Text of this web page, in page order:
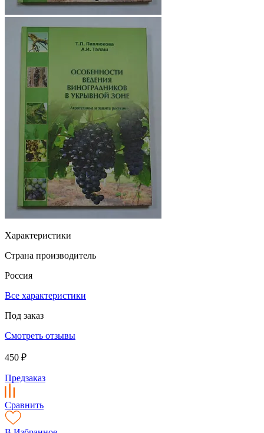
Характеристики
Страна производитель
Россия
Все характеристики
Под заказ
Смотреть отзывы
450 ₽
Предзаказ
Сравнить